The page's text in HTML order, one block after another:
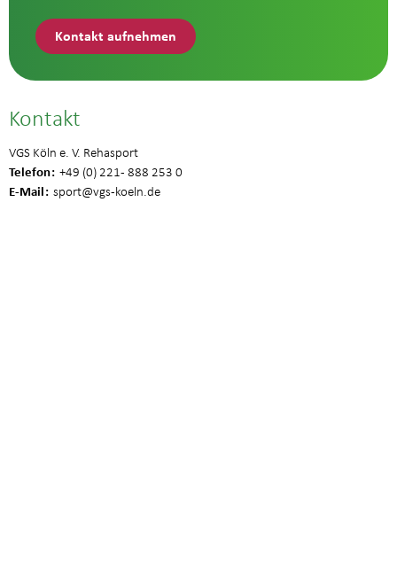
Kontakt aufnehmen
Kontakt
VGS Köln e. V. Rehasport
Telefon +49 (0) 221 - 888 253 0
E-Mail sport@vgs-koeln.de